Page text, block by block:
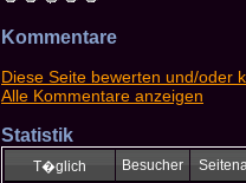
Kommentare
Diese Seite bewerten und/oder
Alle Kommentare anzeigen
Statistik
T�glich Besucher